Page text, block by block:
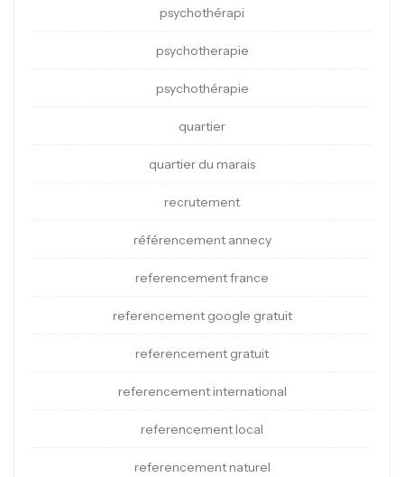
psychothérapi
psychotherapie
psychothérapie
quartier
quartier du marais
recrutement
référencement annecy
referencement france
referencement google gratuit
referencement gratuit
referencement international
referencement local
referencement naturel